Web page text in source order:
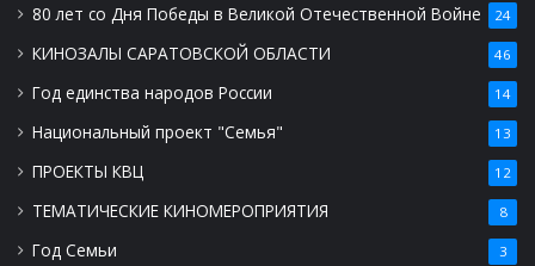
80 лет со Дня Победы в Великой Отечественной Войне 24
КИНОЗАЛЫ САРАТОВСКОЙ ОБЛАСТИ 46
Год единства народов России 14
Национальный проект "Семья" 13
ПРОЕКТЫ КВЦ 12
ТЕМАТИЧЕСКИЕ КИНОМЕРОПРИЯТИЯ 8
Год Семьи 3